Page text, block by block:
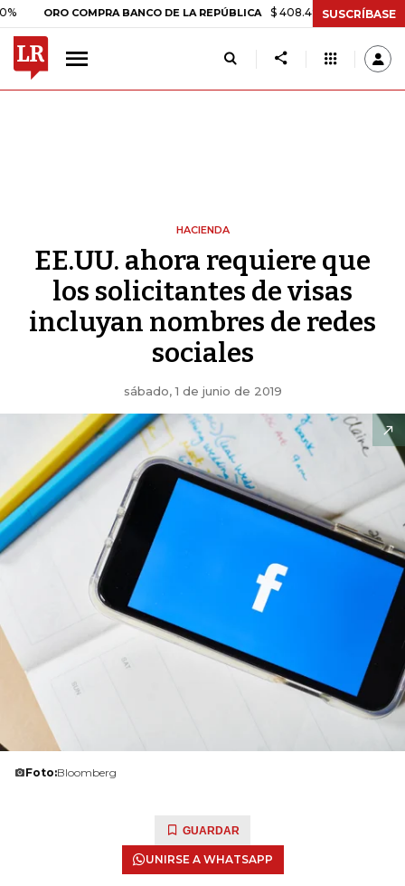
ORO COMPRA BANCO DE LA REPÚBLICA $ 408.498,97 +$ 8.753,81
SUSCRÍBASE
HACIENDA
EE.UU. ahora requiere que
los solicitantes de visas
incluyan nombres de redes
sociales
sábado, 1 de junio de 2019
Foto:Bloomberg
GUARDAR
UNIRSE A WHATSAPP